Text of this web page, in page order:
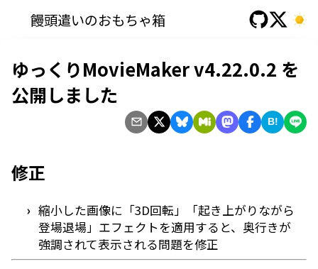
饅頭遣いのおもちゃ箱
ゆっくりMovieMaker v4.22.0.2 を
公開しました
B!
修正
縮小した画像に「3D回転」「起き上がりながら
登場退場」エフェクトを適用すると、奥行きが
強調されて表示される問題を修正